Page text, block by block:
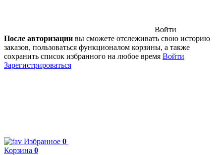
Войти
После авторизации вы сможете отслеживать свою историю
заказов, пользоваться функционалом корзины, а также
сохранить список избранного на любое время Войти
Зарегистрироваться
Избранное 0
Корзина 0